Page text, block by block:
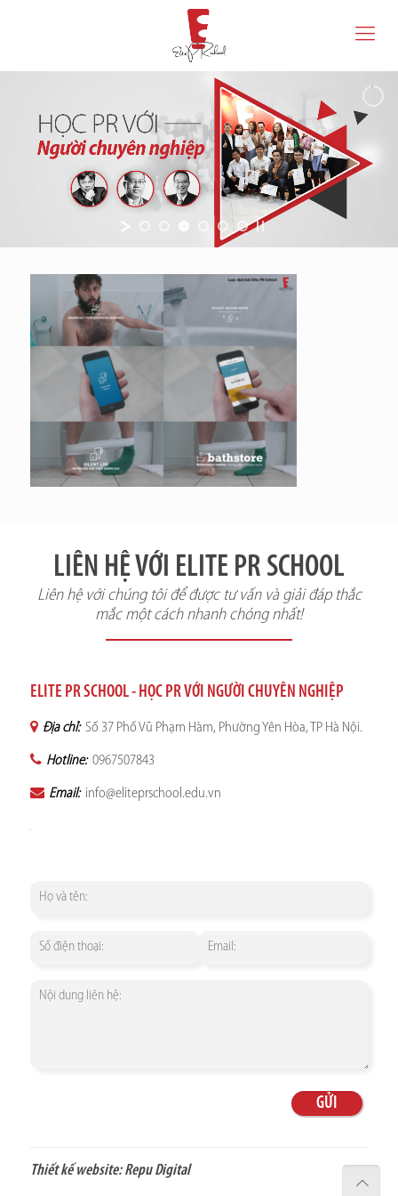
LIÊN HỆ VỚI ELITE PR SCHOOL
Liên hệ với chúng tôi để được tư vấn và giải đáp thắc
mắc một cách nhanh chóng nhất!
ELITE PR SCHOOL - HỌC PR VỚI NGƯỜI CHUYÊN NGHIỆP
Địa chỉ: Số 37 Phố Vũ Phạm Hàm, Phường Yên Hòa, TP Hà Nội.
Hotline: 0967507843
Email: info@eliteprschool.edu.vn
Thiết kế website:Repu Digital